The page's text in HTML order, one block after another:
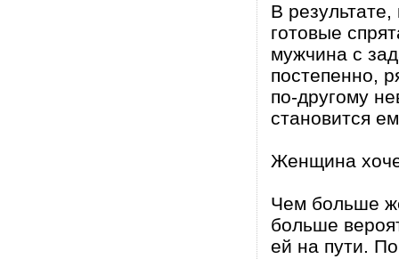
В
готовые
мужчина с
постепенно,
по-другому
становится
Женщина
Чем больше
больше
ей на пути.